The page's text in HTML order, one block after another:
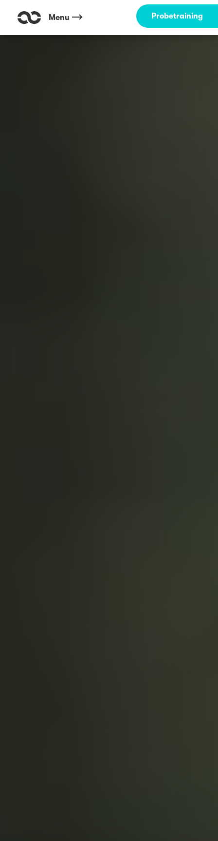
Menu Probetraining